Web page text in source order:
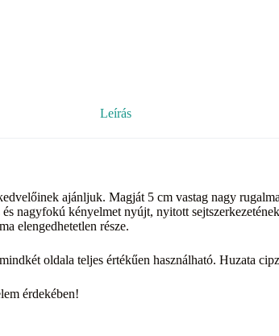
Leírás
ajánljuk. Magját 5 cm vastag nagy
nagyfokú kényelmet nyújt, nyitott
elengedhetetlen része.
oldala teljes értékűen használható. Huzata
érdekében!